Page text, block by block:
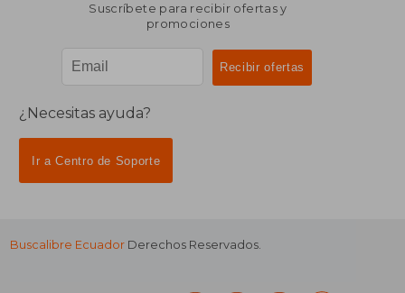
Suscríbete para recibir ofertas y
promociones
¿Necesitas ayuda?
Ir a Centro de Soporte
Buscalibre Ecuador Derechos Reservados.